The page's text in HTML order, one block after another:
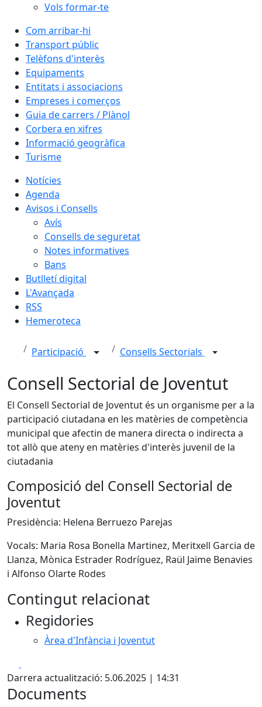
Vols formar-te
Com arribar-hi
Transport públic
Telèfons d'interès
Equipaments
Entitats i associacions
Empreses i comerços
Guia de carrers / Plànol
Corbera en xifres
Informació geogràfica
Turisme
Notícies
Agenda
Avisos i Consells
Avís
Consells de seguretat
Notes informatives
Bans
Butlletí digital
L'Avançada
RSS
Hemeroteca
Participació Consells Sectorials
Consell Sectorial de Joventut
El Consell Sectorial de Joventut és un organisme per a la
participació ciutadana en les matèries de competència
municipal que afectin de manera directa o indirecta a
tot allò que ateny en matèries d'interès juvenil de la
ciutadania
Composició del Consell Sectorial de
Joventut
Presidència: Helena Berruezo Parejas
Vocals: Maria Rosa Bonella Martinez, Meritxell Garcia de
Llanza, Mònica Estrader Rodríguez, Raül Jaime Benavies
i Alfonso Olarte Rodes
Contingut relacionat
Regidories
Àrea d'Infància i Joventut
Darrera actualització: 5.06.2025 | 14:31
Documents